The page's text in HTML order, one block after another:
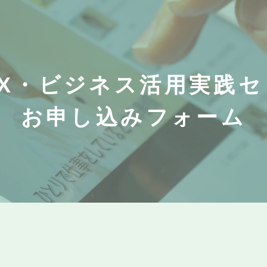
・ビジネス活用実践
お申し込みフォーム